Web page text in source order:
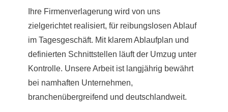
Ihre Firmenverlagerung wird von uns
zielgerichtet realisiert, für reibungslosen Ablauf
im Tagesgeschäft. Mit klarem Ablaufplan und
definierten Schnittstellen läuft der Umzug unter
Kontrolle. Unsere Arbeit ist langjährig bewährt
bei namhaften Unternehmen,
branchenübergreifend und deutschlandweit.